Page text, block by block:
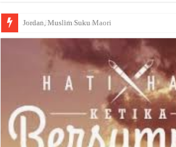
Jordan, Muslim Suku Maori
Wakaf Emas Muktamar